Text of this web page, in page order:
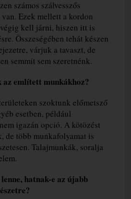
számos szálvesszős
Ezek mellett a kordon
kell járni, hiszen itt is
Összeségében tehát készen
várjuk a tavaszt, de
semmit sem szeretnénk.
az említett munkákhoz?
szoktunk előmetsző
esetben, például
igazán opció. A kötözést
de több munkafolyamat is
Talajmunkák, soralja
hatnak-e az újabb